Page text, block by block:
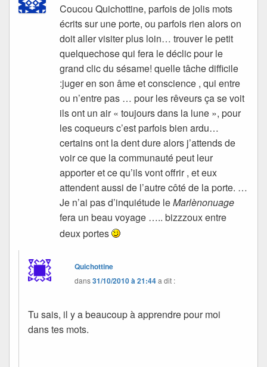
Coucou Quichottine, parfois de jolis mots
écrits sur une porte, ou parfois rien alors on
doit aller visiter plus loin… trouver le petit
quelquechose qui fera le déclic pour le
grand clic du sésame! quelle tâche difficile
:juger en son âme et conscience , qui entre
ou n’entre pas … pour les rêveurs ça se voit
ils ont un air « toujours dans la lune », pour
les coqueurs c’est parfois bien ardu…
certains ont la dent dure alors j’attends de
voir ce que la communauté peut leur
apporter et ce qu’ils vont offrir , et eux
attendent aussi de l’autre côté de la porte. …
Je n’ai pas d’inquiétude leMarlènonuage
fera un beau voyage ….. bizzzoux entre
deux portes
Quichottine
dans31/10/2010 à 21:44a dit :
Tu sais, il y a beaucoup à apprendre pour moi
dans tes mots.